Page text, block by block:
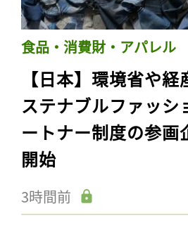
食品・消費財・アパレル
【日本】環境省や
ステナブルファッシ
ートナー制度の参画
開始
3時間前